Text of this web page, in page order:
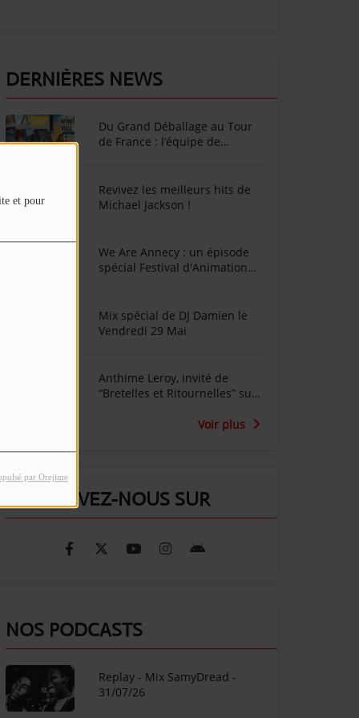
et pour
par Orejime
DERNIÈRES NEWS
Du Grand Déballage au Tour
de France : l’équipe de
Revivez les meilleurs hits de
Michael Jackson !
We Are Annecy : un épisode
spécial Festival d'Animation
Mix spécial de DJ Damien le
Vendredi 29 Mai
Anthime Leroy, invité de
“Bretelles et Ritournelles” sur
Voir plus
RETROUVEZ-NOUS SUR
NOS PODCASTS
Replay - Mix SamyDread -
31/07/26